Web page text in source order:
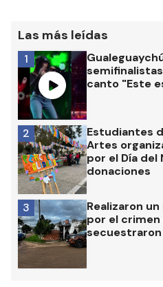
Las más leídas
canto "Este
1
Estudiantes
Artes
por el Día del
donaciones
2
Realizaron
por el
3